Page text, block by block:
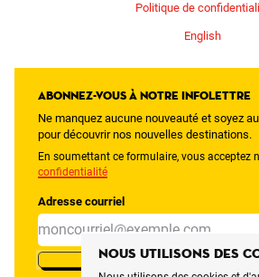
Nous utilisons des
Politique de
English
Abonnez-vous à notre infolettre
Ne manquez aucune nouveauté et soyez
pour découvrir nos nouvelles destinations.
En soumettant ce formulaire, vous acceptez
confidentialité
Adresse courriel
M'INSCRIRE